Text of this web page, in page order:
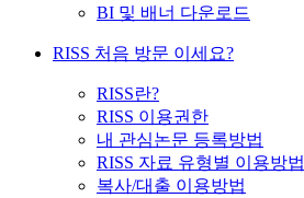
BI 및 배너 다운로드
RISS 처음 방문 이세요?
RISS란?
RISS 이용권한
내 관심논문 등록방법
RISS 자료 유형별 이용방법
복사/대출 이용방법